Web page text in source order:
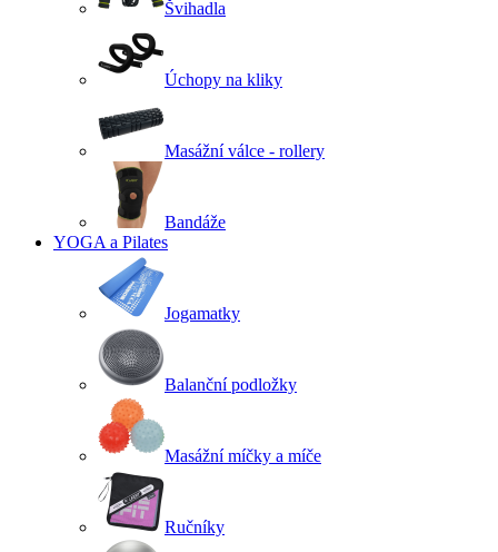
Švihadla
Úchopy na kliky
Masážní válce - rollery
Bandáže
YOGA a Pilates
Jogamatky
Balanční podložky
Masážní míčky a míče
Ručníky